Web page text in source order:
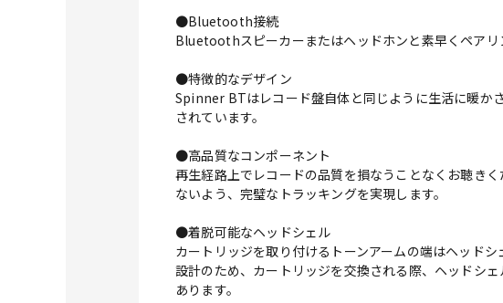
●Bluetooth接続
Bluetoothスピーカーまたはヘッドホンと素早くペアリ
●特徴的なデザイン
Spinner BTはレコード盤自体と同じように生活に暖か
されています。
●高品質なコンポーネント
再生経路上でレコードの品質を損なうことなくお聴き
ないよう、完璧なトラッキングを実現します。
●着脱可能なヘッドシェル
カートリッジを取り付けるトーンアームの端はヘッド
設計のため、カートリッジを交換される際、ヘッドシ
あります。